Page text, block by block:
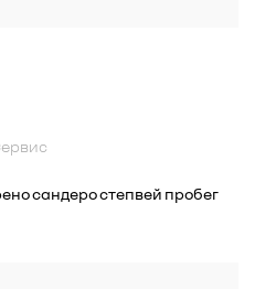
сандеро степвей пробег